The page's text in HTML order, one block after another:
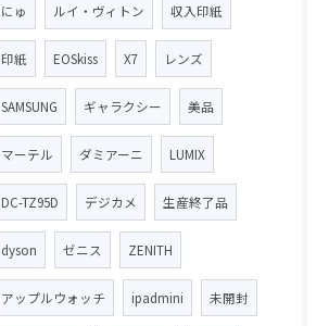
にゅ ルイ・ヴィトン 収入印紙
印紙 EOSkiss X7 レンズ
SAMSUNG ギャラクシー 美品
マーテル ダミアーニ LUMIX
DC-TZ95D デジカメ 生産終了品
dyson ゼニス ZENITH
アップルウォッチ ipadmini 未開封